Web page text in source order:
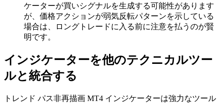
ケーターが買いシグナルを生成する可能性があります
が、価格アクションが弱気反転パターンを示している
場合は、ロングトレードに入る前に注意を払うのが賢
明です。
インジケーターを他のテクニカルツー
ルと統合する
トレンド パス非再描画 MT4 インジケーターは強力なツール